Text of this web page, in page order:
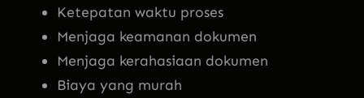
Ketepatan waktu proses
Menjaga keamanan dokumen
Menjaga kerahasiaan dokumen
Biaya yang murah